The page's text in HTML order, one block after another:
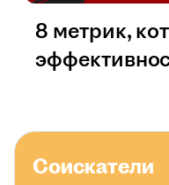
8 метрик,
Соискатели